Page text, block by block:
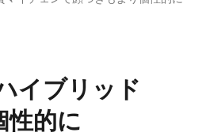
イブリッド
性的に